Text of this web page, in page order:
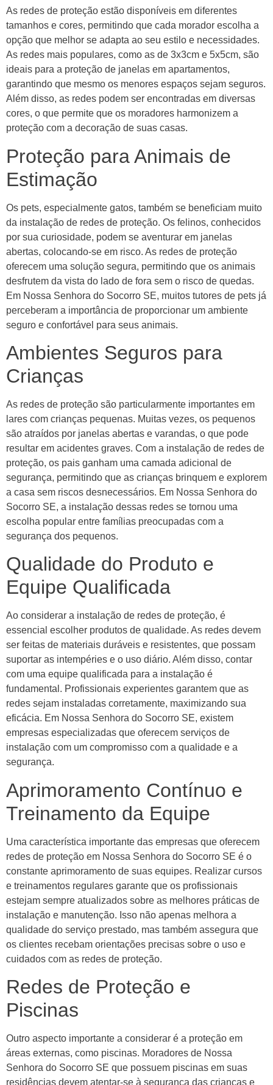
As redes de proteção estão disponíveis em diferentes
tamanhos e cores, permitindo que cada morador escolha a
opção que melhor se adapta ao seu estilo e necessidades.
As redes mais populares, como as de 3x3cm e 5x5cm, são
ideais para a proteção de janelas em apartamentos,
garantindo que mesmo os menores espaços sejam seguros.
Além disso, as redes podem ser encontradas em diversas
cores, o que permite que os moradores harmonizem a
proteção com a decoração de suas casas.
Proteção para Animais de
Estimação
Os pets, especialmente gatos, também se beneficiam muito
da instalação de redes de proteção. Os felinos, conhecidos
por sua curiosidade, podem se aventurar em janelas
abertas, colocando-se em risco. As redes de proteção
oferecem uma solução segura, permitindo que os animais
desfrutem da vista do lado de fora sem o risco de quedas.
Em Nossa Senhora do Socorro SE, muitos tutores de pets já
perceberam a importância de proporcionar um ambiente
seguro e confortável para seus animais.
Ambientes Seguros para
Crianças
As redes de proteção são particularmente importantes em
lares com crianças pequenas. Muitas vezes, os pequenos
são atraídos por janelas abertas e varandas, o que pode
resultar em acidentes graves. Com a instalação de redes de
proteção, os pais ganham uma camada adicional de
segurança, permitindo que as crianças brinquem e explorem
a casa sem riscos desnecessários. Em Nossa Senhora do
Socorro SE, a instalação dessas redes se tornou uma
escolha popular entre famílias preocupadas com a
segurança dos pequenos.
Qualidade do Produto e
Equipe Qualificada
Ao considerar a instalação de redes de proteção, é
essencial escolher produtos de qualidade. As redes devem
ser feitas de materiais duráveis e resistentes, que possam
suportar as intempéries e o uso diário. Além disso, contar
com uma equipe qualificada para a instalação é
fundamental. Profissionais experientes garantem que as
redes sejam instaladas corretamente, maximizando sua
eficácia. Em Nossa Senhora do Socorro SE, existem
empresas especializadas que oferecem serviços de
instalação com um compromisso com a qualidade e a
segurança.
Aprimoramento Contínuo e
Treinamento da Equipe
Uma característica importante das empresas que oferecem
redes de proteção em Nossa Senhora do Socorro SE é o
constante aprimoramento de suas equipes. Realizar cursos
e treinamentos regulares garante que os profissionais
estejam sempre atualizados sobre as melhores práticas de
instalação e manutenção. Isso não apenas melhora a
qualidade do serviço prestado, mas também assegura que
os clientes recebam orientações precisas sobre o uso e
cuidados com as redes de proteção.
Redes de Proteção e
Piscinas
Outro aspecto importante a considerar é a proteção em
áreas externas, como piscinas. Moradores de Nossa
Senhora do Socorro SE que possuem piscinas em suas
residências devem atentar-se à segurança das crianças e